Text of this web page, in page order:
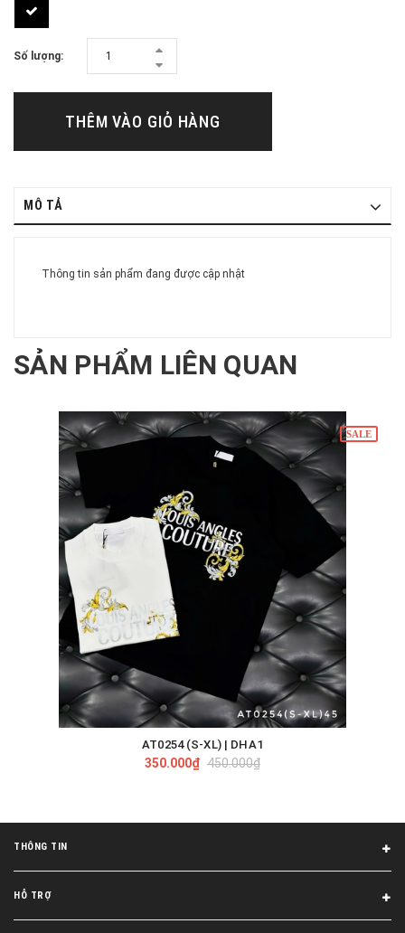
Số lượng:
THÊM VÀO GIỎ HÀNG
MÔ TẢ
Thông tin sản phẩm đang được cập nhật
SẢN PHẨM LIÊN QUAN
SALE
AT0254 (S-XL) | DHA1
350.000₫ 450.000₫
THÔNG TIN
HỖ TRỢ